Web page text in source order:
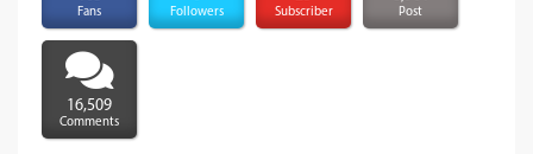
Fans Followers Subscriber Post
16,509
Comments